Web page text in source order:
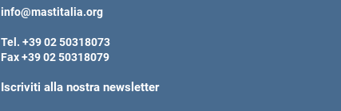
info@mastitalia.org
Tel. +39 02 50318073
Fax +39 02 50318079
Iscriviti alla nostra newsletter